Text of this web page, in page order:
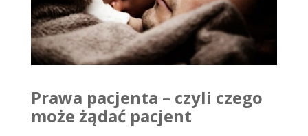
Prawa pacjenta – czyli czego
może żądać pacjent